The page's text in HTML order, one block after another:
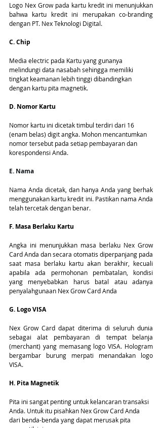
Logo Nex Grow pada kartu kredit ini menunjukkan
bahwa kartu kredit ini merupakan co-branding
dengan PT. Nex Teknologi Digital.
C. Chip
Media electric pada Kartu yang gunanya
melindungi data nasabah sehingga memiliki
tingkat keamanan lebih tinggi dibandingkan
dengan kartu pita magnetik.
D. Nomor Kartu
Nomor kartu ini dicetak timbul terdiri dari 16
(enam belas) digit angka. Mohon mencantumkan
nomor tersebut pada setiap pembayaran dan
korespondensi Anda.
E. Nama
Nama Anda dicetak, dan hanya Anda yang berhak
menggunakan kartu kredit ini. Pastikan nama Anda
telah tercetak dengan benar.
F. Masa Berlaku Kartu
Angka ini menunjukkan masa berlaku Nex Grow
Card Anda dan secara otomatis diperpanjang pada
saat masa berlaku kartu akan berakhir, kecuali
apabila ada permohonan pembatalan, kondisi
yang menyebabkan harus batal atau adanya
penyalahgunaan Nex Grow Card Anda
G. Logo VISA
Nex Grow Card dapat diterima di seluruh dunia
sebagai alat pembayaran di tempat belanja
(merchant) yang memasang logo VISA. Hologram
bergambar burung merpati menandakan logo
VISA.
H. Pita Magnetik
Pita ini sangat penting untuk kelancaran transaksi
Anda. Untuk itu pisahkan Nex Grow Card Anda
dari benda-benda yang dapat merusak pita